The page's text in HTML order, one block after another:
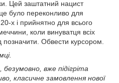
Цей заштатний нацист
це було переконливо для
х і прийнятно для всього
коли винуватця всіх
позначити. Обвести курсором.
вже підігріта
класичне замовлення нової